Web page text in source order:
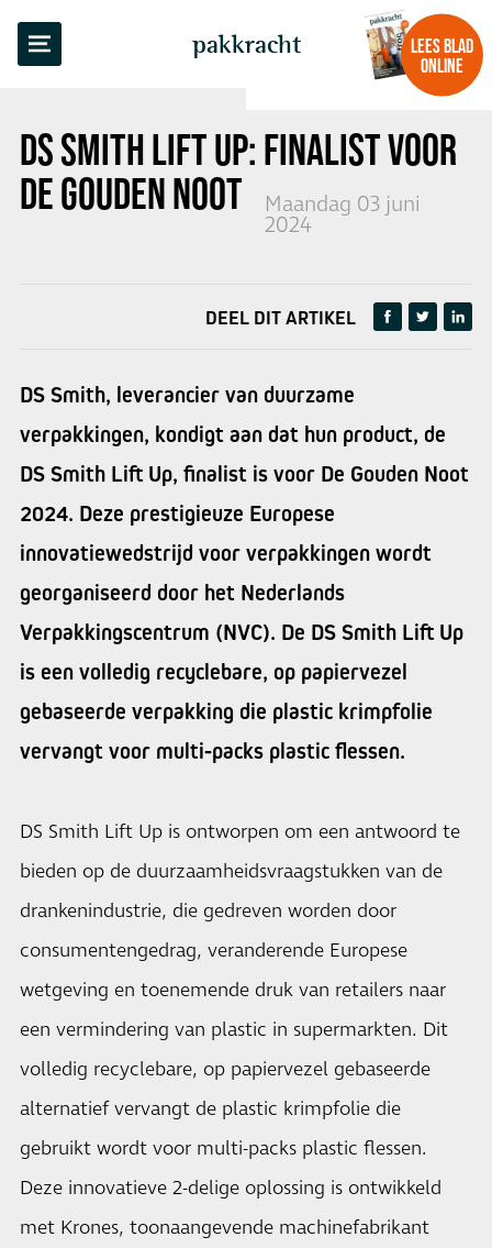
pakkracht
LEES BLAD
ONLINE
DS SMITH LIFT UP: FINALIST VOOR
DE GOUDEN NOOT 2024Maandag 03 juni
2024
TERUG NAAR OVERZICHT
DEEL DIT ARTIKEL
DS Smith, leverancier van duurzame
verpakkingen, kondigt aan dat hun product, de
DS Smith Lift Up, finalist is voor De Gouden Noot
2024. Deze prestigieuze Europese
innovatiewedstrijd voor verpakkingen wordt
georganiseerd door het Nederlands
Verpakkingscentrum (NVC). De DS Smith Lift Up
is een volledig recyclebare, op papiervezel
gebaseerde verpakking die plastic krimpfolie
vervangt voor multi-packs plastic flessen.
DS Smith Lift Up is ontworpen om een antwoord te
bieden op de duurzaamheidsvraagstukken van de
drankenindustrie, die gedreven worden door
consumentengedrag, veranderende Europese
wetgeving en toenemende druk van retailers naar
een vermindering van plastic in supermarkten. Dit
volledig recyclebare, op papiervezel gebaseerde
alternatief vervangt de plastic krimpfolie die
gebruikt wordt voor multi-packs plastic flessen.
Deze innovatieve 2-delige oplossing is ontwikkeld
met Krones, toonaangevende machinefabrikant